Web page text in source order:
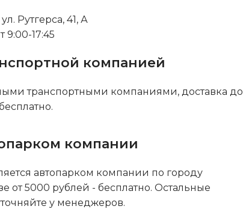
Рутгерса, 41, А
9:00-17:45
компанией
транспортными компаниями, доставка до
компании
автопарком компании по городу
от 5000 рублей - бесплатно. Остальные
у менеджеров.